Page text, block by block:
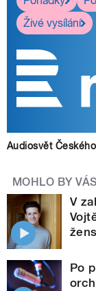
Živé vysílání
Audiosvět
MOHLO BY
V
Po